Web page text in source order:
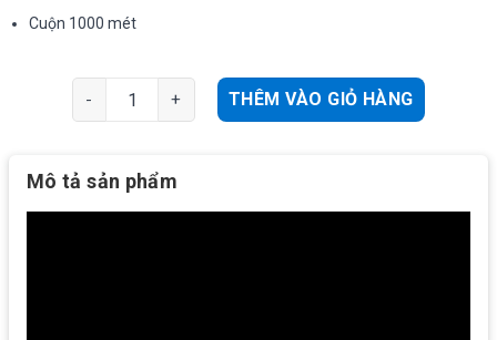
Cuộn 1000 mét
Cáp điện thoại 50 đôi Z43 50x2x0.5, 50Px0.5, cuộn
THÊM VÀO GIỎ HÀNG
Mô tả sản phẩm